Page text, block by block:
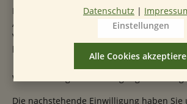
Rechtsgrundlage für die Verarbeitung der
Anmeldung zum Newsletters durch den
Vorliegen einer Einwilligung des Nutzers
lit. a DS-GVO.
Wiederholung von
Die nachstehende Einwilligung haben Sie
Datenschutz |
Einstellungen
Alle Cookies